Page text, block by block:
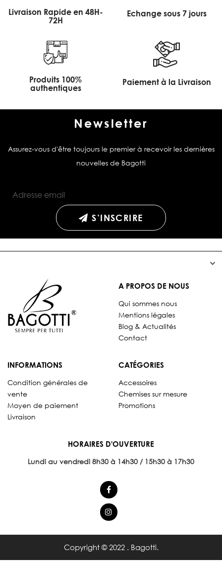
Livraison Rapide en 48H-
72H
Echange sous 7 jours
Produits 100%
authentiques
Paiement à la Livraison
Newsletter
Assurez-vous d'être toujours le premier à recevoir les dernières
nouvelles de Bagotti
S’INSCRIRE


A PROPOS DE NOUS
Qui sommes nous
Mentions légales
Blog & Actualités
Contact
INFORMATIONS
Condition générales de
vente
Moyen de paiement
Livraison
CATÉGORIES
Accessoires
Chemises sur mesure
Promotions
HORAIRES D'OUVERTURE
Lundi au vendredi 8h30 à 14h30 / 15h30 à 17h30
Copyright © 2022 . Bagotti.